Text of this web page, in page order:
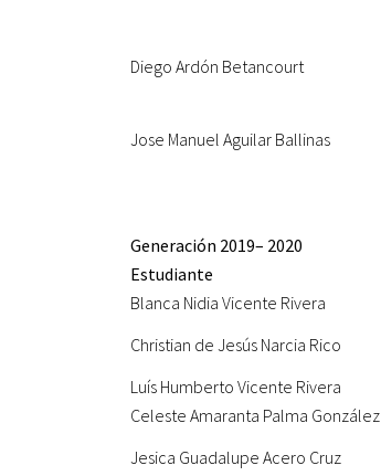
Diego Ardón Betancourt
Jose Manuel Aguilar Ballinas
Generación 2019– 2020
Estudiante
Blanca Nidia Vicente Rivera
Christian de Jesús Narcia Rico
Luís Humberto Vicente Rivera
Celeste Amaranta Palma González
Jesica Guadalupe Acero Cruz